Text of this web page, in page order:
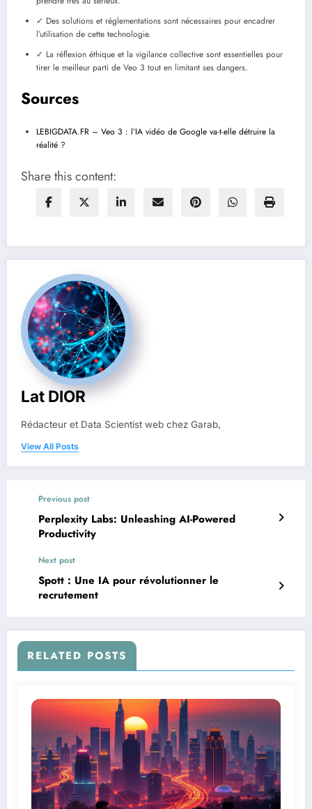
✓ Des solutions et réglementations sont nécessaires pour encadrer
l’utilisation de cette technologie.
✓ La réflexion éthique et la vigilance collective sont essentielles pour
tirer le meilleur parti de Veo 3 tout en limitant ses dangers.
Sources
LEBIGDATA.FR – Veo 3 : l’IA vidéo de Google va-t-elle détruire la
réalité ?
Share this content:
Lat DIOR
Rédacteur et Data Scientist web chez Garab,
View All Posts
Previous post
Perplexity Labs: Unleashing AI-Powered
Productivity
Next post
Spott : Une IA pour révolutionner le
recrutement
RELATED POSTS